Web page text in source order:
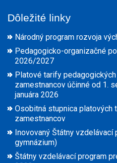
Dôležité linky
Národný program rozvoja
Pedagogicko-organizačné
2026/2027
Platové tarify
zamestnancov účinné od 1.
januára 2026
Osobitná stupnica platových
zamestnancov
Inovovaný Štátny vzdelávací
gymnázium)
Štátny vzdelávací program